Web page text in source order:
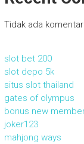
Tidak ada
slot bet 200
slot depo 5k
situs slot thailand
gates of olympus
bonus new
joker123
mahjong ways